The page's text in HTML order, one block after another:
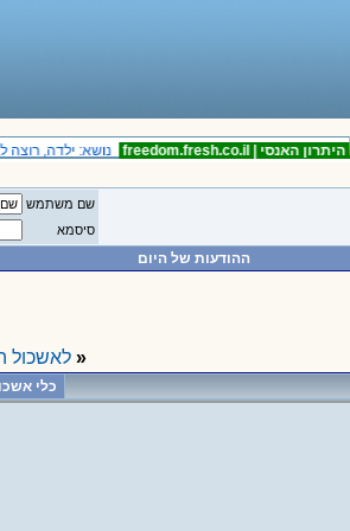
האנסי |freedom.fresh.co.il נושא: ילדה, רוצה
שם משתמש
סיסמא
ההודעות של היום
« לאשכול
כלי